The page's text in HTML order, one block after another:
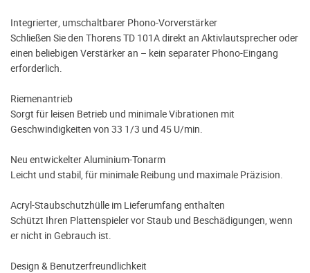
Integrierter, umschaltbarer Phono-Vorverstärker
Schließen Sie den Thorens TD 101A direkt an Aktivlautsprecher oder
einen beliebigen Verstärker an – kein separater Phono-Eingang
erforderlich.
Riemenantrieb
Sorgt für leisen Betrieb und minimale Vibrationen mit
Geschwindigkeiten von 33 1/3 und 45 U/min.
Neu entwickelter Aluminium-Tonarm
Leicht und stabil, für minimale Reibung und maximale Präzision.
Acryl-Staubschutzhülle im Lieferumfang enthalten
Schützt Ihren Plattenspieler vor Staub und Beschädigungen, wenn
er nicht in Gebrauch ist.
Design & Benutzerfreundlichkeit